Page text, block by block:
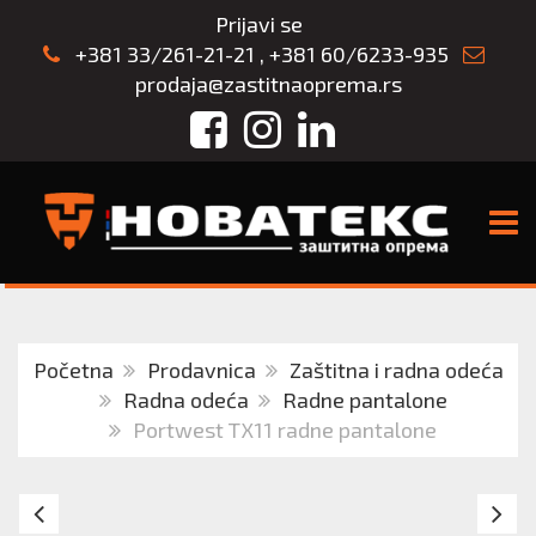
Prijavi se
+381 33/261-21-21 , +381 60/6233-935
prodaja@zastitnaoprema.rs
FacebookInstagram
LinkedIn
Početna Prodavnica
Zaštitna i radna odeća
Radna odeća
Radne pantalone
Portwest TX11 radne pantalone
PANTALONE